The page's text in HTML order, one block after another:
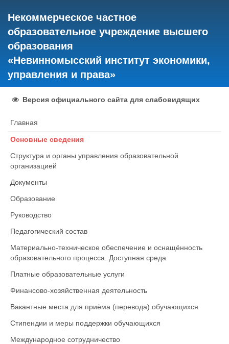
Некоммерческое частное
образовательное учреждение высшего
образования
«Невинномысский институт экономики,
управления и права»
Версия официального сайта для слабовидящих
Главная
Основные сведения
Структура и органы управления образовательной
организацией
Документы
Образование
Руководство
Педагогический состав
Материально-техническое обеспечение и оснащённость
образовательного процесса. Доступная среда
Платные образовательные услуги
Финансово-хозяйственная деятельность
Вакантные места для приёма (перевода) обучающихся
Стипендии и меры поддержки обучающихся
Международное сотрудничество